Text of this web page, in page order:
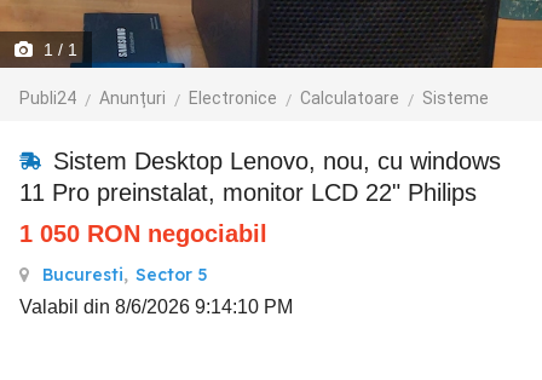
1 / 1
Publi24 Anunțuri Electronice Calculatoare Sisteme
Sistem Desktop Lenovo, nou, cu windows
11 Pro preinstalat, monitor LCD 22" Philips
1 050 RON negociabil
Bucuresti, Sector 5
Valabil din 8/6/2026 9:14:10 PM